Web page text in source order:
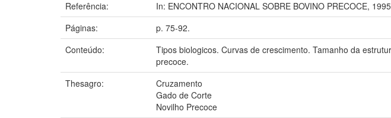
Referência:
In: ENCONTRO NACIONAL SOBRE BOVINO PRECOCE,
Páginas:
p. 75-92.
Conteúdo:
Tipos biologicos. Curvas de crescimento. Tamanho da
precoce.
Thesagro:
Cruzamento
Gado de Corte
Novilho Precoce